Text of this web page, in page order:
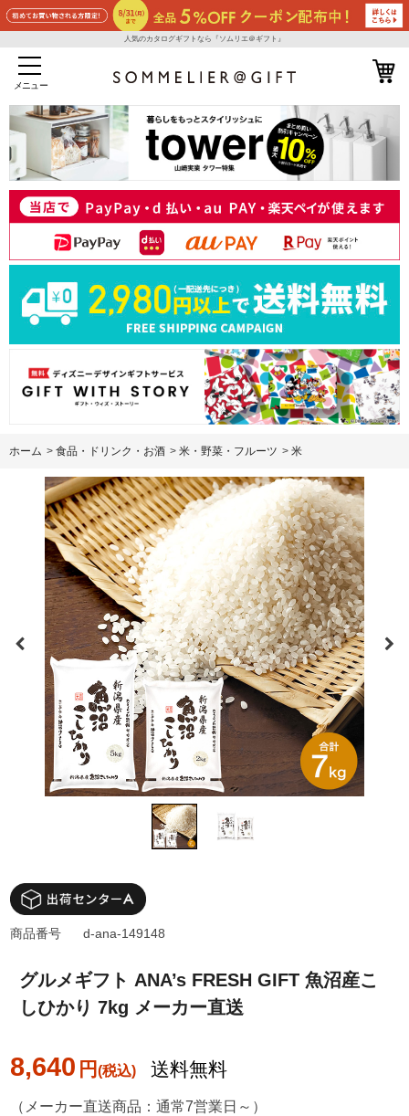
人気のカタログギフトなら『ソムリエ＠ギフト』
メニュー
ホーム > 食品・ドリンク・お酒 > 米・野菜・フルーツ > 米
グルメギフト ANA’s FRESH GIFT 魚沼産こ
しひかり 7kg メーカー直送
8,640 円 送料無料
商品番号 d-ana-149148
（メーカー直送商品：通常7営業日～）